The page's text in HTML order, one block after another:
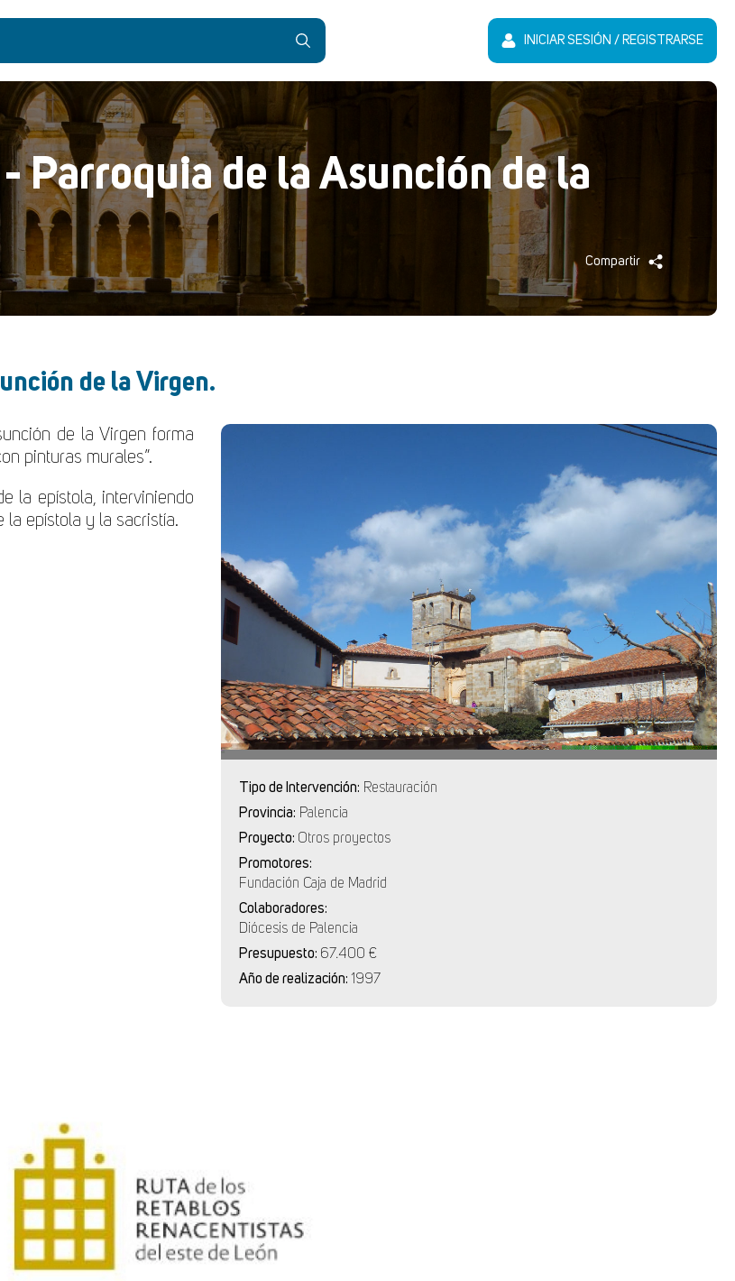
INICIAR SESIÓN / REGISTRARSE
Parroquia de la Asunción de la
Compartir
de la Virgen.
Tipo de Intervención: Restauración
Provincia: Palencia
Proyecto: Otros proyectos
Promotores:
Fundación Caja de Madrid
Colaboradores:
Diócesis de Palencia
Presupuesto: 67.400 €
Año de realización: 1997
de la Virgen forma
pinturas murales”.
la epístola, interviniendo
la epístola y la sacristía.